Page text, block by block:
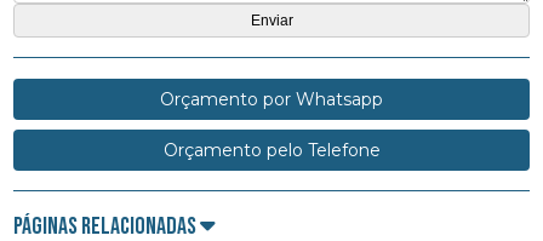
Orçamento por Whatsapp
Orçamento pelo Telefone
Páginas Relacionadas